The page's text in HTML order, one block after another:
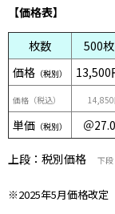
【価格表】
枚数 500枚
価格 （税別） 13,500
価格（税込）
単価 （税別） ＠
上段：税別価格 下
※2025年5月価格改定